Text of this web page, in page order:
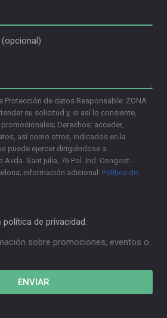
Protección de datos Responsable: ZONA
su solicitud y, si así lo consiente,
Derechos: acceder,
así como otros, indicados en la
puede ejercer dirigiéndose a
Avda. Sant julia, 76 Pol. Ind. Congost -
Información adicional: Política de
política de privacidad.
sobre promociones, eventos o
ENVIAR